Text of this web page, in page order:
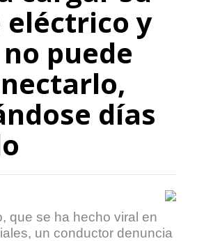
eléctrico y
puede
días
que se ha hecho viral en
un conductor denuncia